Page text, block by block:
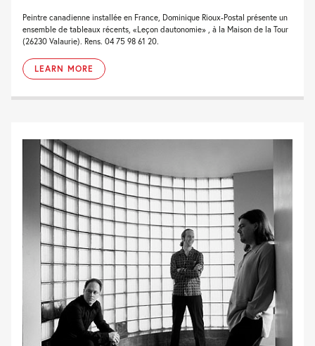
Peintre canadienne installée en France, Dominique Rioux-Postal présente un
ensemble de tableaux récents, «Leçon dautonomie» , à la Maison de la Tour
(26230 Valaurie). Rens. 04 75 98 61 20.
LEARN MORE